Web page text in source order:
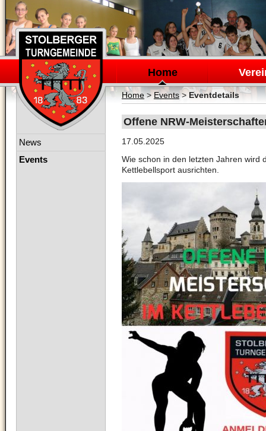
Navigation
überspringen
Home
Home> Events> Eventdetails
Offene NRW-
17.05.2025
Wie schon in den letzten Jahren wird
Kettlebellsport ausrichten.
Navigation
News
Events